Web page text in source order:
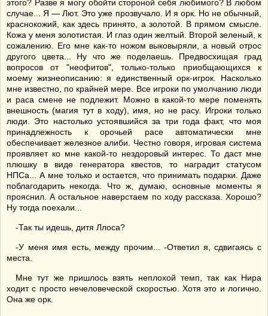
этого? Разве я могу обойти стороной себя любимого? В любом
случае... Я — Лют. Это уже прозвучало. И я орк. Но не обычный,
краснокожий, как здесь принято, а золотой. В прямом смысле.
Кожа у меня золотистая. И глаз один желтый. Второй зеленый, к
сожалению. Его мне как-то ножом выковыряли, а новый отрос
другого цвета... Ну что же поделаешь. Предвосхищая град
вопросов от "неофитов", только-только приобщающихся к
моему жизнеописанию: я единственный орк-игрок. Насколько
мне известно, по крайней мере. Все игроки по умолчанию люди
и раса смене не подлежит. Можно в какой-то мере поменять
внешность (магия тут в ходу), имя, но не расу. Игроки только
люди. Это настолько устоявшийся за три года факт, что моя
принадлежность к орочьей расе автоматически мне
обеспечивает железное алиби. Честно говоря, игровая система
проявляет ко мне какой-то нездоровый интерес. То даст мне
плюшку в виде генератора квестов, то наградит статусом
НПСа... А мне только и остается, что принимать подарки. Даже
поблагодарить некогда. Что ж, думаю, основные моменты я
прояснил. А остальное наверстаем по ходу рассказа. Хорошо?
Ну тогда поехали...
-Так ты идешь, дитя Ллоса?
-У меня имя есть, между прочим... -Ответил я, сдвигаясь с
места.
Мне тут же пришлось взять неплохой темп, так как Нира
ходит с просто нечеловеческой скоростью. Хотя это и логично.
Она же орк.